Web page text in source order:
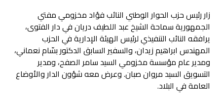
زار رئيس حزب الحوار الوطني النائب فؤاد مخزومي مفتي
الجمهورية سماحة الشيخ عبد اللطيف دريان في دار الفتوى،
يرافقه النائب التنفيذي لرئيس الهيئة الإدارية في الحزب
المهندس ابراهيم زيدان، والسفير السابق الدكتور بسّام نعماني،
ومدير عام مؤسسة مخزومي السيد سامر الصفح، ومدير
التسويق السيد مروان صبان.وعرض معه شؤون الدار والأوضاع
العامة في البلاد.